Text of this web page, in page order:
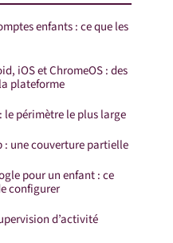
enfants : ce que les
iOS et ChromeOS : des
plateforme
le périmètre le plus large
: une couverture partielle
pour un enfant : ce
configurer
d’activité